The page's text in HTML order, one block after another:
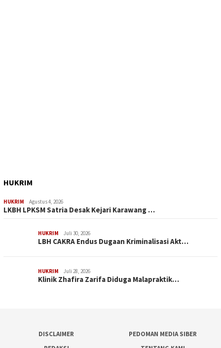
HUKRIM
HUKRIM Agustus 4, 2026
LKBH LPKSM Satria Desak Kejari Karawang …
HUKRIM Juli 30, 2026
LBH CAKRA Endus Dugaan Kriminalisasi Akt…
HUKRIM Juli 28, 2026
Klinik Zhafira Zarifa Diduga Malapraktik…
DISCLAIMER
PEDOMAN MEDIA SIBER